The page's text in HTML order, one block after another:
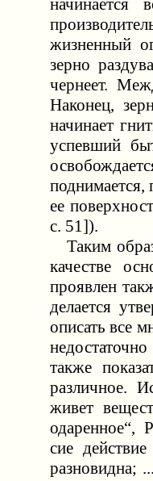
начинается
жизненный
зерно
чернеет.
Наконец,
начинает
успевший
поднимается,
ее
с. 51]).
Таким
качестве
проявлен
делается
описать все
также
различное.
живет
одаренное“,
сие
разновидна;